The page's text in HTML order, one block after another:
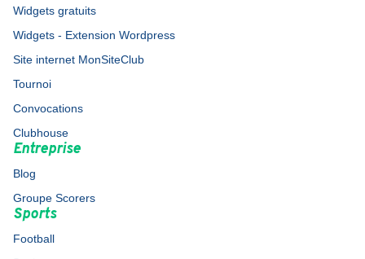
Widgets gratuits
Widgets - Extension Wordpress
Site internet MonSiteClub
Tournoi
Convocations
Clubhouse
Entreprise
Blog
Groupe Scorers
Sports
Football